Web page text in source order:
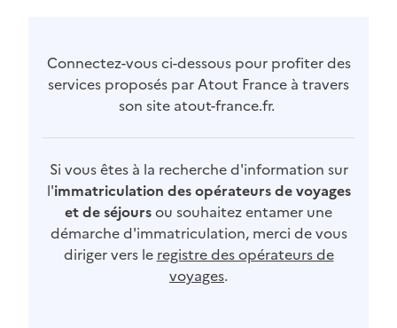
Connectez-vous ci-dessous pour profiter des
services proposés par Atout France à travers
son site atout-france.fr.
Si vous êtes à la recherche d'information sur
l'immatriculation des opérateurs de voyages
et de séjoursou souhaitez entamer une
démarche d'immatriculation, merci de vous
diriger vers le registre des opérateurs de
voyages.